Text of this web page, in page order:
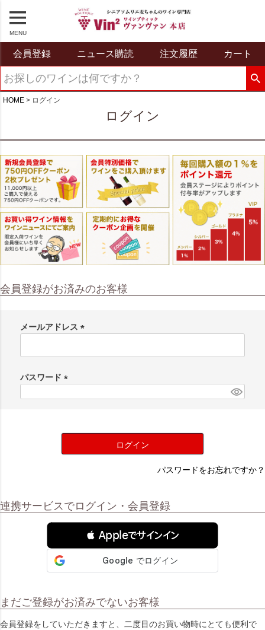
MENU
会員登録 ニュース購読 注文履歴 カート
HOME ログイン
ログイン
会員登録がお済みのお客様
メールアドレス
必
パスワード
ログイン
パスワードをお忘れですか？
連携サービスでログイン・会員登録
 Appleでサインイン
まだご登録がお済みでないお客様
会員登録をしていただきますと、二度目のお買い物時にとても便利で